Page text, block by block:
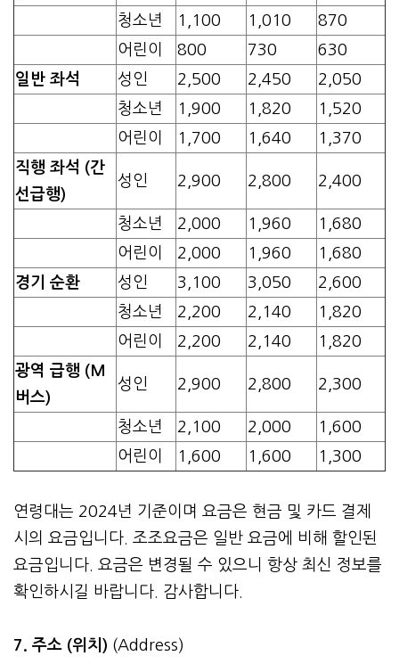
청소년 1,100 1,010
870
어린이
800 730
630
일반 좌석
성인 2,500 2,450
2,050
청소년
1,900 1,820
1,520
어린이
1,700 1,640
1,370
직행 좌석 (간
선급행)
성인 2,900 2,800 2,400
청소년 2,000 1,960
1,680
어린이
2,000 1,960
1,680
경기 순환
성인 3,100 3,050
2,600
청소년
2,200 2,140
1,820
어린이
2,200 2,140
1,820
광역 급행 (M
버스)
성인 2,900 2,800 2,300
청소년 2,100 2,000
1,600
어린이
1,600 1,600 1,300
연령대는 2024년 기준이며 요금은 현금 및 카드 결제
시의 요금입니다. 조조요금은 일반 요금에 비해 할인된
요금입니다. 요금은 변경될 수 있으니 항상 최신 정보를
확인하시길 바랍니다. 감사합니다.
7. 주소 (위치) (Address)